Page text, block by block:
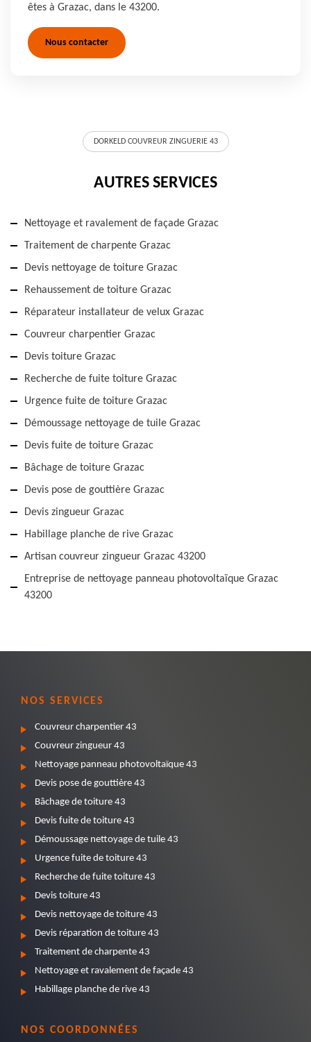
êtes à Grazac, dans le 43200.
Nous contacter
DORKELD COUVREUR ZINGUERIE 43
AUTRES SERVICES
Nettoyage et ravalement de façade Grazac
Traitement de charpente Grazac
Devis nettoyage de toiture Grazac
Rehaussement de toiture Grazac
Réparateur installateur de velux Grazac
Couvreur charpentier Grazac
Devis toiture Grazac
Recherche de fuite toiture Grazac
Urgence fuite de toiture Grazac
Démoussage nettoyage de tuile Grazac
Devis fuite de toiture Grazac
Bâchage de toiture Grazac
Devis pose de gouttière Grazac
Devis zingueur Grazac
Habillage planche de rive Grazac
Artisan couvreur zingueur Grazac 43200
Entreprise de nettoyage panneau photovoltaïque Grazac
43200
NOS SERVICES
Couvreur charpentier 43
Couvreur zingueur 43
Nettoyage panneau photovoltaïque 43
Devis pose de gouttière 43
Bâchage de toiture 43
Devis fuite de toiture 43
Démoussage nettoyage de tuile 43
Urgence fuite de toiture 43
Recherche de fuite toiture 43
Devis toiture 43
Devis nettoyage de toiture 43
Devis réparation de toiture 43
Traitement de charpente 43
Nettoyage et ravalement de façade 43
Habillage planche de rive 43
NOS COORDONNÉES